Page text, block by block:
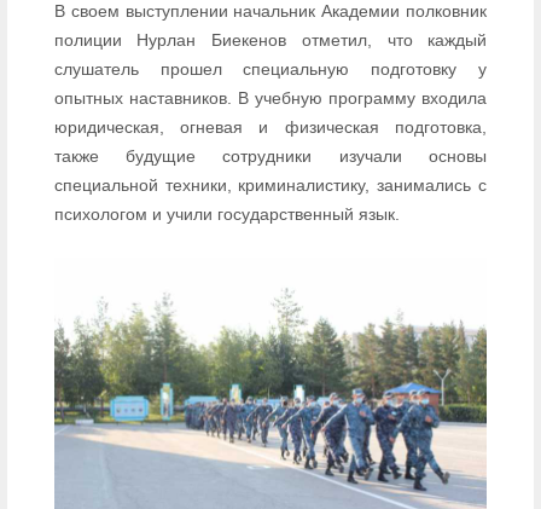
В своем выступлении начальник Академии полковник
полиции Нурлан Биекенов отметил, что каждый
слушатель прошел специальную подготовку у
опытных наставников. В учебную программу входила
юридическая, огневая и физическая подготовка,
также будущие сотрудники изучали основы
специальной техники, криминалистику, занимались с
психологом и учили государственный язык.